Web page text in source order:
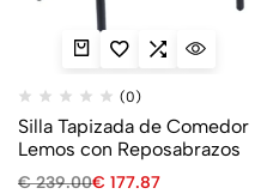
(0)
Silla Tapizada de Comedor
Lemos con Reposabrazos
€239.00€ 177.87